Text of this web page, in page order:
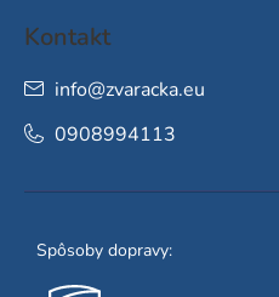
Kontakt
info@zvaracka.eu
0908994113
Spôsoby dopravy: